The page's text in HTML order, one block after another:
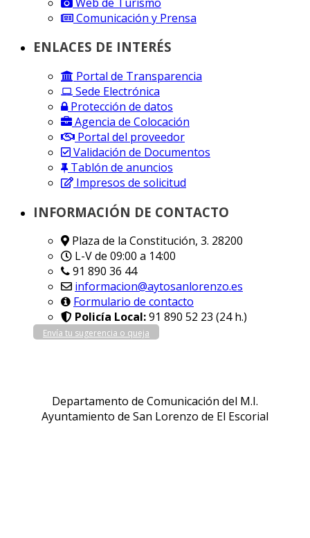
Comunicación y Prensa
ENLACES DE INTERÉS
Portal de Transparencia
Sede Electrónica
Protección de datos
Agencia de Colocación
Portal del proveedor
Validación de Documentos
Tablón de anuncios
Impresos de solicitud
INFORMACIÓN DE CONTACTO
Plaza de la Constitución, 3. 28200
L-V de 09:00 a 14:00
91 890 36 44
informacion@aytosanlorenzo.es
Formulario de contacto
Policía Local:91 890 52 23 (24 h.)
Envía tu sugerencia o queja
Departamento de Comunicación del M.I.
Ayuntamiento de San Lorenzo de El Escorial